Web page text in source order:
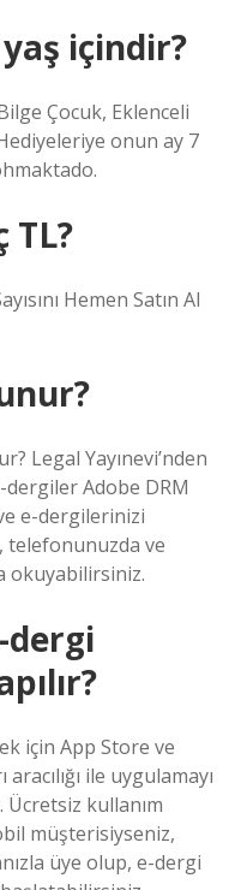
içindir?
Çocuk, Eklenceli
onun ay 7
TL?
Hemen Satın Al
Legal Yayınevi’nden
Adobe DRM
e-dergilerinizi
telefonunuzda ve
okuyabilirsiniz.
dergi
için App Store ve
ile uygulamayı
Ücretsiz kullanım
müşterisiyseniz,
üye olup, e-dergi